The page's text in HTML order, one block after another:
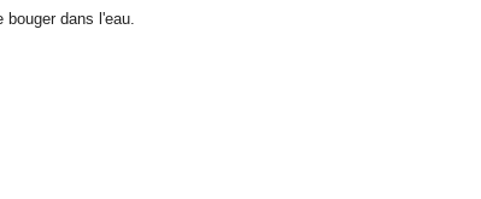
dans l'eau.